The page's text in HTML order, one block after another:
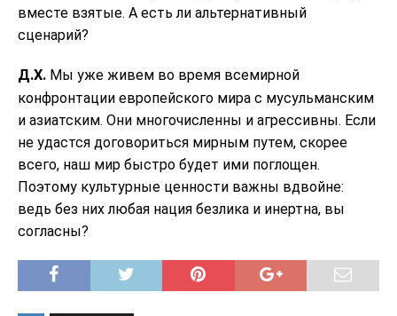
вместе взятые. А есть ли альтернативный
сценарий?
Д.Х. Мы уже живем во время всемирной
конфронтации европейского мира с мусульманским
и азиатским. Они многочисленны и агрессивны. Если
не удастся договориться мирным путем, скорее
всего, наш мир быстро будет ими поглощен.
Поэтому культурные ценности важны вдвойне:
ведь без них любая нация безлика и инертна, вы
согласны?